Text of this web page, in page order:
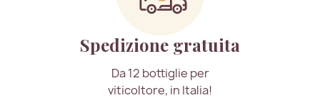
Spedizione gratuita
Da 12 bottiglie per
viticoltore, in Italia!